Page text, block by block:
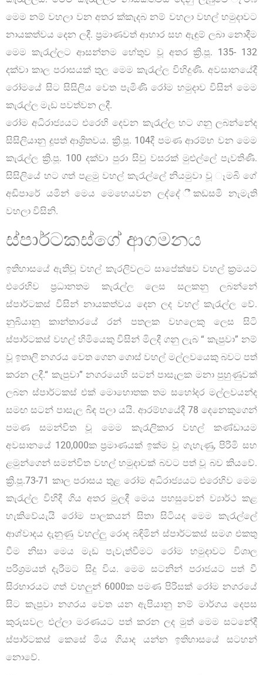
මෙම නම් වහලා වන අතර ක්‍කැදබ නම් වහලා වහල් හමුදාවට
නායකත්වය දෙන ලදී. ප්‍රමාණවත් ආහාර සහ ඇඳුම් ලබා නොදීම
මෙම කැරැල්ලට ආසන්නම හේතුව වූ අතර ක්‍රි.පූ. 135- 132
දක්වා කාල පරාසයක් තුල මෙම කැරැල්ල විහිදුණි. අවසානයේදී
රෝමයේ සිට සිසිලිය වෙත පැමිණි රෝම හමුදාව විසින් මෙම
කැරැල්ල මැඩ පවත්වන ලදී.
රෝම අධිරාජ්‍යයට එරෙහි දෙවන කැරැල්ල හට ගනු ලබන්නේද
සිසිලියානු දූපත් ආශ්‍රිතවය. ක්‍රි.පූ. 104දී පමණ ආරම්භ වන මෙම
කැරැල්ල ක්‍රි.පූ. 100 දක්වා පුරා සිවු වසරක් මුළුල්ලේ පැවතිණි.
සිසිලියේ හට ගත් පළමු වහල් කැරැල්ලේ නියමුවා වූ ෑමබි ගේ
අඩිපාරේ යමින් මෙය මෙහෙයවන ලද්දේ ී්කඩසමි නැමැති
වහලා විසිනි.
ස්පාර්ටකස්ගේ ආගමනය
ඉතිහාසයේ ඇතිවූ වහල් කැරලිවලට සාපේක්ෂව වහල් ක්‍රමයට
එරෙහිව ප්‍රධානතම කැරැල්ල ලෙස සලකනු ලබන්නේ
ස්පාර්ටකස් විසින් නායකත්වය දෙන ලද වහල් කැරැල්ල වේ.
නුබියානු කාන්තාරයේ රන් පතලක වහලෙකු ලෙස සිටි
ස්පාර්ටකස් වහල් හිමියෙකු විසින් මිලදී ගනු ලැබ “ කැපුවා” නම්
වූ ඉතාලි නගරය වෙත ගෙන ගොස් වහල් මල්ලවයෙකු බවට පත්
කරන ලදී.“ කැපුවා” නගරයෙහි සටන් පාසැලක මනා පුහුණුවක්
ලබන ස්පාර්ටකස් එක් මොහොතක තම සහෝදර මල්ලවයන්ද
සමඟ සටන් පාසැල බිඳ පලා යයි. ආරම්භයේදී 78 දෙනෙකුගෙන්
පමණ සමන්විත වූ මෙම කැරැලිකාර වහල් කණ්ඩායම
අවසානයේ 120,000ක ප්‍රමාණයක් ඉක්ම වූ ගැහැණු, පිරිමි සහ
ළමුන්ගෙන් සමන්විත වහල් හමුදාවක් බවට පත් වූ බව කියවේ.
ක්‍රි.පූ.73-71 කාල පරාසය තුළ රෝම අධිරාජ්‍යයට එරෙහිව මෙම
කැරැල්ල විහිදී ගිය අතර මුලදී මෙය පහසුවෙන් ව්‍යාර්ථ කළ
හැකිවේයැයි රෝම පාලකයන් සිතා සිටියද මෙම කැරැල්ලේ
ආශ්වාදය දැනුණු වහල්ලු රොද බඳිමින් ස්පාර්ටකස් සමග එකතු
වීම නිසා මෙය මැඩ පැවැත්වීමට රෝම හමුදාවට විශාල
පරිශ්‍රමයත් දැරීමට සිදු විය. මෙම සටනින් පරාජයට පත් වී
සිරභාරයට ගත් වහලුන් 6000ක පමණ පිරිසක් රෝම නගරයේ
සිට කැපුවා නගරය වෙත යන ඇපියානු නම් මාර්ගය දෙපස
කුරුසවල එල්ලා මරණයට පත් කරන ලද මුත් මෙම සටනේදී
ස්පාර්ටකස් කෙසේ මිය ගියාද යන්න ඉතිහාසයේ සටහන්
නොවේ.